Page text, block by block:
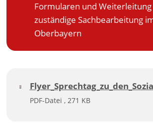
Formularen und Weiterleitung
zuständige Sachbearbeitung
Oberbayern
PDF-Datei , 271 KB